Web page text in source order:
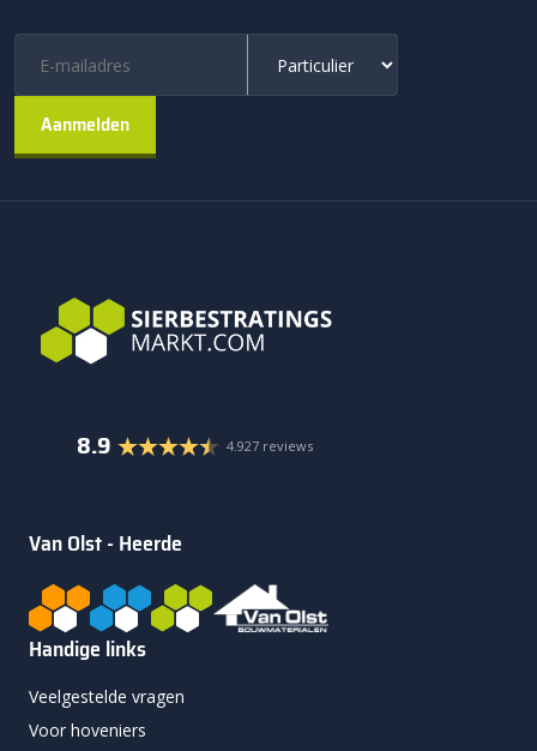
8.9 4.927 reviews
Van Olst - Heerde
Handige links
Veelgestelde vragen
Voor hoveniers